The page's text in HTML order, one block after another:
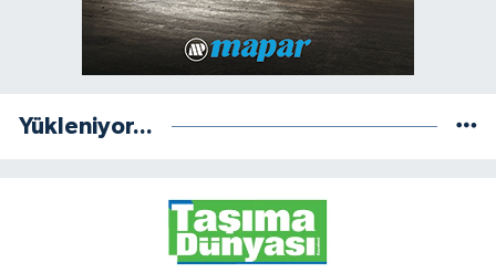
Yükleniyor...